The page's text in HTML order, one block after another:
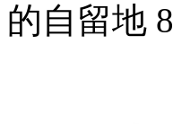
的自留地